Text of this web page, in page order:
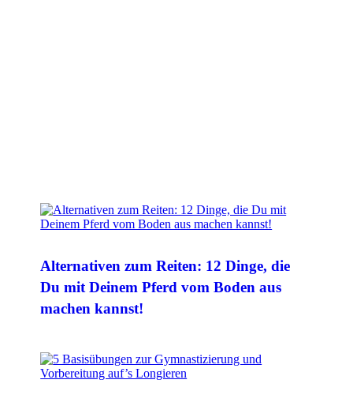
Alternativen zum Reiten: 12 Dinge, die
Du mit Deinem Pferd vom Boden aus
machen kannst!